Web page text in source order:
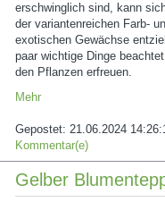
erschwinglich sind, kann
der variantenreichen Farb-
exotischen Gewächse
paar wichtige Dinge
den Pflanzen erfreuen.
Mehr
Gepostet: 21.06.2024
Kommentar(e)
Gelber